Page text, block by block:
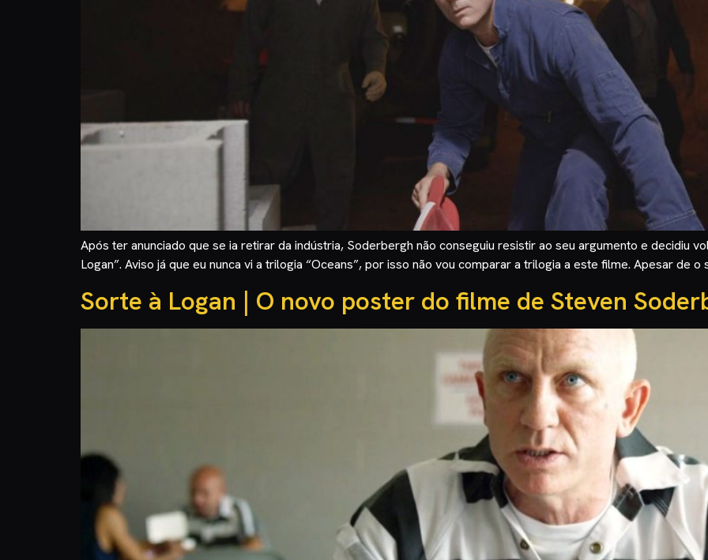
Após ter anunciado que se ia retirar da indústria, Soderbergh não conseguiu resistir ao seu argumento e decidiu
Logan”. Aviso já que eu nunca vi a trilogia “Oceans”, por isso não vou comparar a trilogia a este filme. Apesar de
Sorte à Logan | O novo poster do filme de Steven